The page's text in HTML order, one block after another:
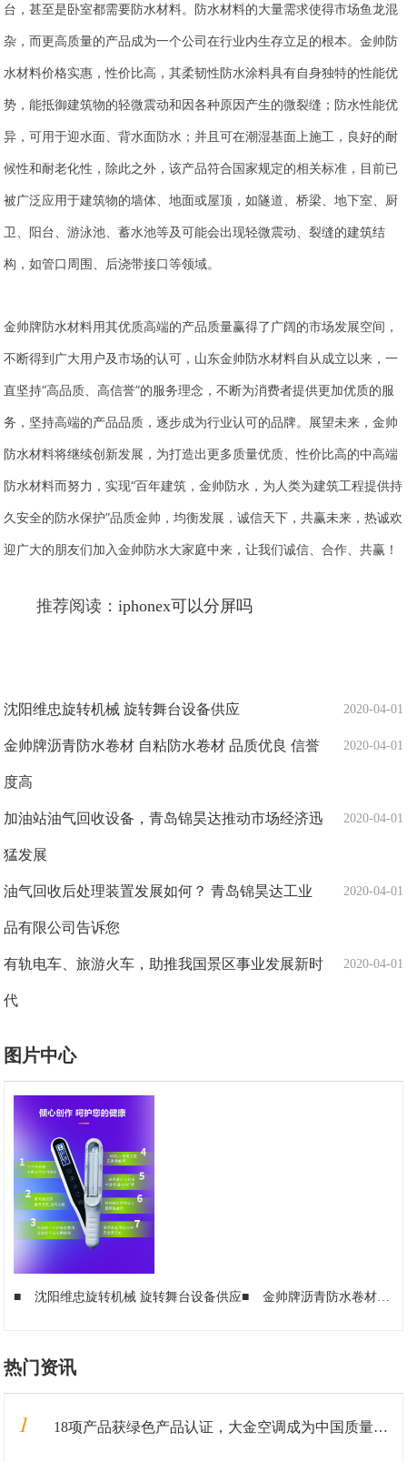
台，甚至是卧室都需要防水材料。防水材料的大量需求使得市场鱼龙混
杂，而更高质量的产品成为一个公司在行业内生存立足的根本。金帅防
水材料价格实惠，性价比高，其柔韧性防水涂料具有自身独特的性能优
势，能抵御建筑物的轻微震动和因各种原因产生的微裂缝；防水性能优
异，可用于迎水面、背水面防水；并且可在潮湿基面上施工，良好的耐
候性和耐老化性，除此之外，该产品符合国家规定的相关标准，目前已
被广泛应用于建筑物的墙体、地面或屋顶，如隧道、桥梁、地下室、厨
卫、阳台、游泳池、蓄水池等及可能会出现轻微震动、裂缝的建筑结
构，如管口周围、后浇带接口等领域。
金帅牌防水材料用其优质高端的产品质量赢得了广阔的市场发展空间，
不断得到广大用户及市场的认可，山东金帅防水材料自从成立以来，一
直坚持“高品质、高信誉”的服务理念，不断为消费者提供更加优质的服
务，坚持高端的产品品质，逐步成为行业认可的品牌。展望未来，金帅
防水材料将继续创新发展，为打造出更多质量优质、性价比高的中高端
防水材料而努力，实现“百年建筑，金帅防水，为人类为建筑工程提供持
久安全的防水保护”品质金帅，均衡发展，诚信天下，共赢未来，热诚欢
迎广大的朋友们加入金帅防水大家庭中来，让我们诚信、合作、共赢！
推荐阅读：iphonex可以分屏吗
2020-04-01
沈阳维忠旋转机械 旋转舞台设备供应
2020-04-01
金帅牌沥青防水卷材 自粘防水卷材 品质优良 信誉
度高
2020-04-01
加油站油气回收设备，青岛锦昊达推动市场经济迅
猛发展
2020-04-01
油气回收后处理装置发展如何？ 青岛锦昊达工业
品有限公司告诉您
2020-04-01
有轨电车、旅游火车，助推我国景区事业发展新时
代
图片中心
■ 沈阳维忠旋转机械 旋转舞台设备供应■ 金帅牌沥青防水卷材 自粘防水卷材 品质优良 信誉度高
热门资讯
1 18项产品获绿色产品认证，大金空调成为中国质量认证中心“绿色产品首批获证企业”